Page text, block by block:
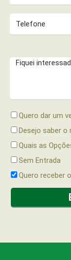
Quero dar um
Desejo saber o
Quais as
Sem Entrada
Quero receber